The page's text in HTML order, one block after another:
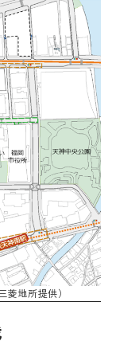
菱地所提供）